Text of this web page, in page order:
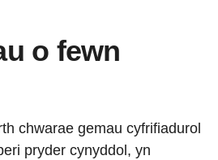
o fewn
chwarae gemau cyfrifiadurol
pryder cynyddol, yn